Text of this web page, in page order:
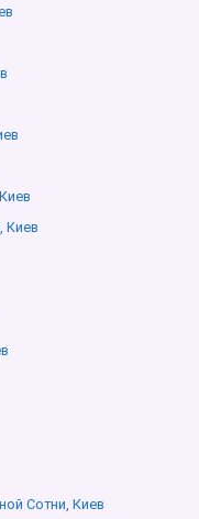
Киев
Сотни, Киев